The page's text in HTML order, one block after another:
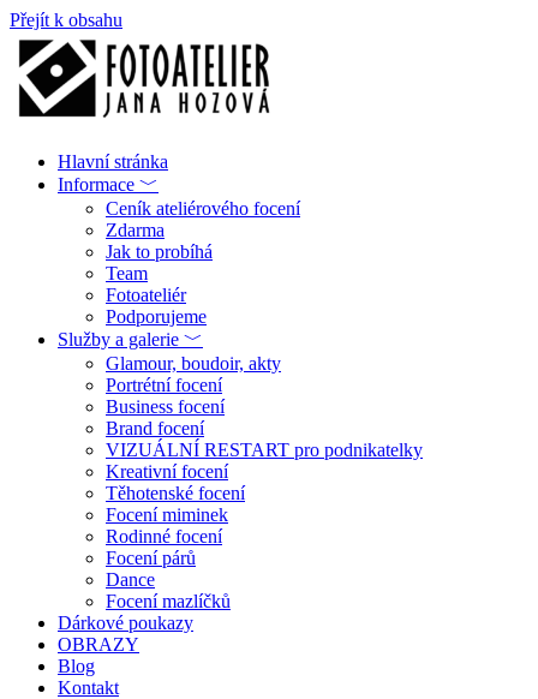
Přejít k obsahu
Hlavní stránka
Informace ﹀
Ceník ateliérového focení
Zdarma
Jak to probíhá
Team
Fotoateliér
Podporujeme
Služby a galerie ﹀
Glamour, boudoir, akty
Portrétní focení
Business focení
Brand focení
VIZUÁLNÍ RESTART pro podnikatelky
Kreativní focení
Těhotenské focení
Focení miminek
Rodinné focení
Focení párů
Dance
Focení mazlíčků
Dárkové poukazy
OBRAZY
Blog
Kontakt